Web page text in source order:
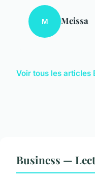
M Meissa
Voir tous les articles
Business —